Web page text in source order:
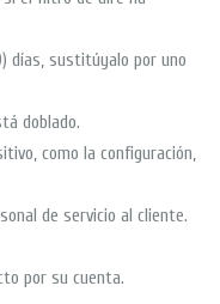
días, sustitúyalo por uno
doblado.
como la configuración,
de servicio al cliente.
por su cuenta.